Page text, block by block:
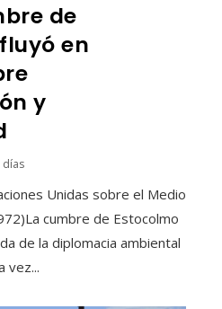
de
en
y
días
Unidas sobre el Medio
cumbre de Estocolmo
de la diplomacia ambiental
vez...